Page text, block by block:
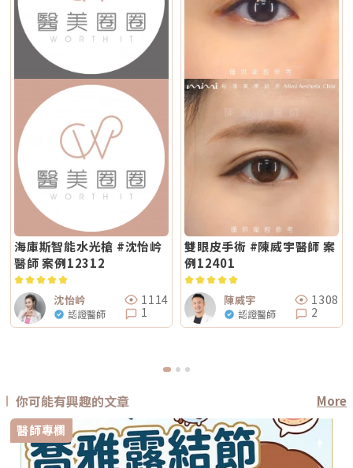
海庫斯智能水光槍 #沈怡岒
醫師 案例12312
沈怡岒
認證醫師
1114
1
雙眼皮手術 #陳威宇醫師 案
例12401
陳威宇
認證醫師
1308
2
你可能有興趣的文章
More
醫師專欄